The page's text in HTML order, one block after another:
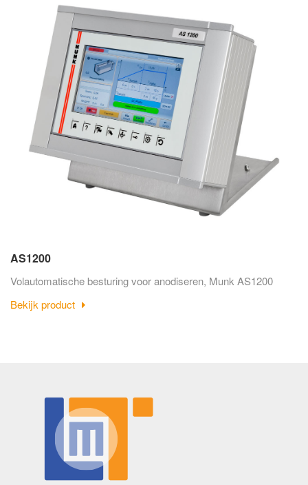
AS1200
Volautomatische besturing voor anodiseren, Munk AS1200
Bekijk product